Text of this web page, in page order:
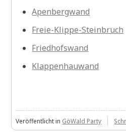
Apenbergwand
Freie-Klippe-Steinbruch
Friedhofswand
Klappenhauwand
Veröffentlicht in GöWald Party